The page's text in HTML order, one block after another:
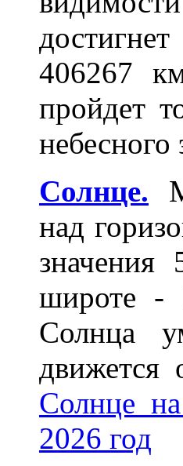
406267
пройдет
небесного
Солнце.
над
широте -
Солнца
Солнце
2026 год